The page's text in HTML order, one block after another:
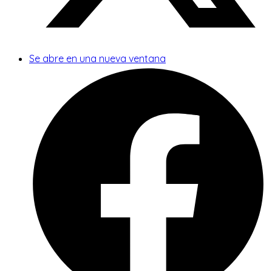
Se abre en una nueva ventana